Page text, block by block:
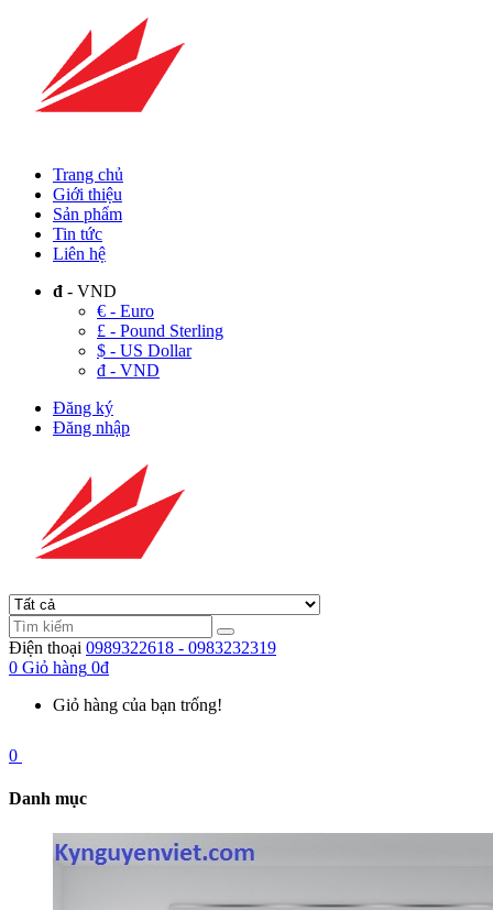
Trang chủ
Giới thiệu
Sản phẩm
Tin tức
Liên hệ
đ - VND
€ - Euro
£ - Pound Sterling
$ - US Dollar
đ - VND
Đăng ký
Đăng nhập
Điện thoại 0989322618 - 0983232319
0 Giỏ hàng 0đ
Giỏ hàng của bạn trống!
0
Danh mục